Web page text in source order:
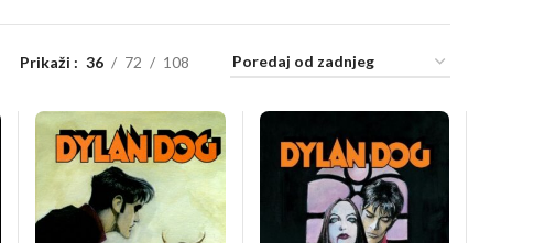
Prikaži 36 72 108